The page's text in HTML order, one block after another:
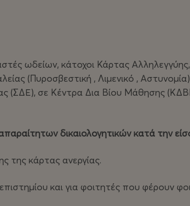
ωδείων, κάτοχοι Κάρτας
(Πυροσβεστική , Λιμενικό ,
(ΣΔΕ), σε Κέντρα Δια Βίου Μάθησης
δικαιολογητικών κατά την
της κάρτας ανεργίας.
και για φοιτητές που φέρουν